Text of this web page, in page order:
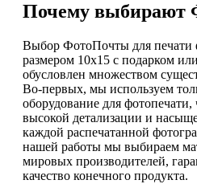
Почему выбирают
Выбор ФотоПочты для печати
размером 10х15 с подарком
обусловлен множеством
Во-первых, мы используем
оборудование для фотопечати,
высокой детализации и
каждой распечатанной
нашей работы мы выбираем
мировых производителей,
качество конечного продукта.